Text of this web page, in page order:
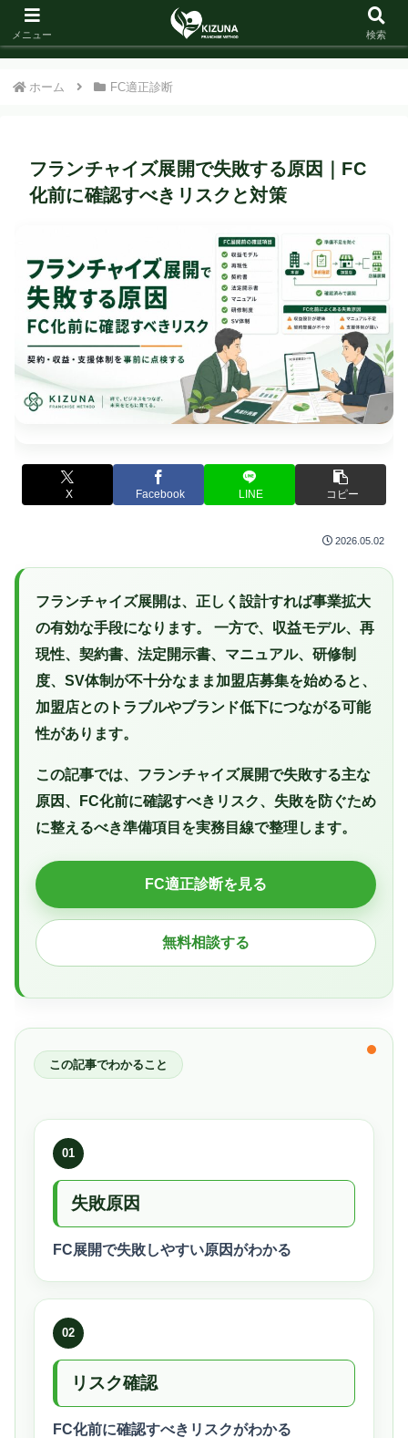
ホーム FC適正診断
フランチャイズ展開で失敗する原因｜FC
化前に確認すべきリスクと対策
X Facebook LINE コピー
2026.05.02
フランチャイズ展開は、正しく設計すれば事業拡大
の有効な手段になります。 一方で、収益モデル、再
現性、契約書、法定開示書、マニュアル、研修制
度、SV体制が不十分なまま加盟店募集を始めると、
加盟店とのトラブルやブランド低下につながる可能
性があります。
この記事では、フランチャイズ展開で失敗する主な
原因、FC化前に確認すべきリスク、失敗を防ぐため
に整えるべき準備項目を実務目線で整理します。
FC適正診断を見る
無料相談する
この記事でわかること
01
失敗原因
FC展開で失敗しやすい原因がわかる
02
リスク確認
FC化前に確認すべきリスクがわかる
メニュー 検索